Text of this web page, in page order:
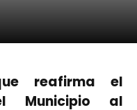
reafirma el
Municipio al